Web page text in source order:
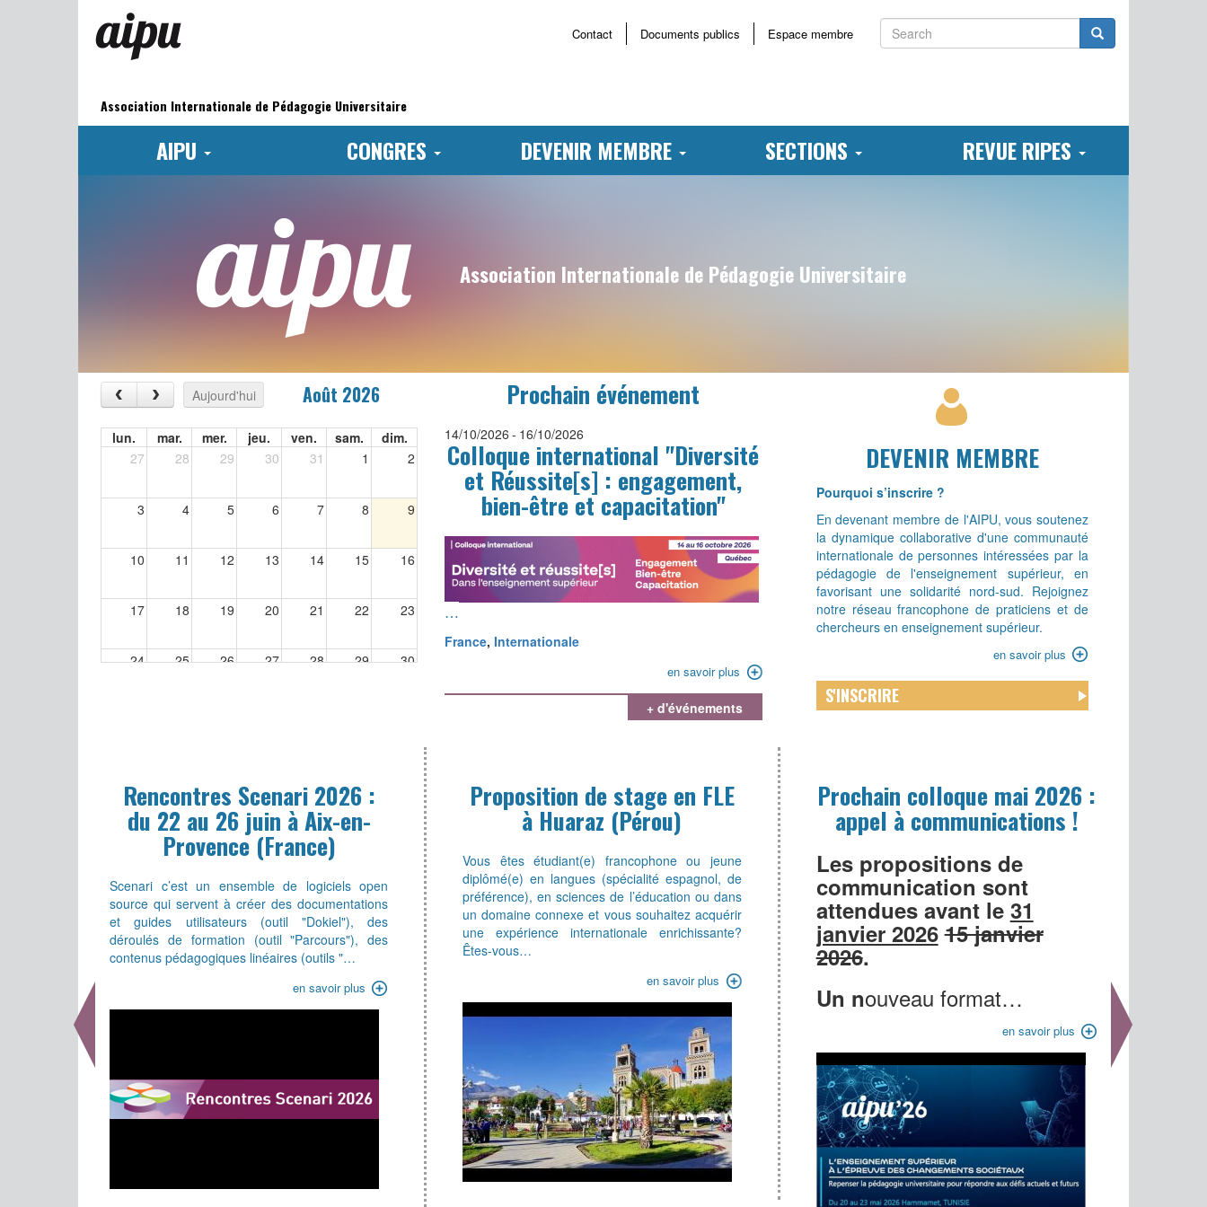
Association Internationale de Pédagogie Universitaire
Search Search
Espace membre
Documents publics
Contact
AIPU
AIPU CONGRES DEVENIR MEMBRE SECTIONS REVUE RIPES
Nom
Association Internationale de Pédagogie Universitaire
Aujourd'hui Août 2026
lun. mar. mer. jeu. ven. sam.
dim.
27
28 29 30 31 1 2
3 4 5 6 7 8 9
10 11 12 13 14 15 16
17 18 19 20 21 22 23
24 25 26 27 28 29 30
Prochain événement
14/10/2026 - 16/10/2026
Colloque international "Diversité
et Réussite[s] : engagement,
bien-être et capacitation"
…
France,Internationale
en savoir plus
+ d'événements
DEVENIR MEMBRE
Présentation
Pourquoi s’inscrire ?
En devenant membre de l'AIPU, vous soutenez
la dynamique collaborative d'une communauté
internationale de personnes intéressées par la
pédagogie de l'enseignement supérieur, en
favorisant une solidarité nord-sud. Rejoignez
notre réseau francophone de praticiens et de
chercheurs en enseignement supérieur.
en
savoir
en savoir plus
Menu
outil
S'INSCRIRE
Rencontres Scenari 2026 :
du 22 au 26 juin à Aix-en-
Provence (France)
Scenari c’est un ensemble de logiciels open
source qui servent à créer des documentations
et guides utilisateurs (outil "Dokiel"), des
déroulés de formation (outil "Parcours"), des
contenus pédagogiques linéaires (outils "…
en savoir plus
Proposition de stage en FLE
à Huaraz (Pérou)
Vous êtes étudiant(e) francophone ou jeune
diplômé(e) en langues (spécialité espagnol, de
préférence), en sciences de l’éducation ou dans
un domaine connexe et vous souhaitez acquérir
une expérience internationale enrichissante?
Êtes-vous…
en savoir plus
Prochain colloque mai 2026 :
appel à communications !
Les propositions de
communication sont
attendues avant le 31
janvier 2026 15 janvier
2026.
Un nouveau format…
en savoir plus